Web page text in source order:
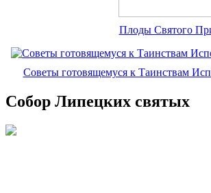
Плоды Святого
Советы готовящемуся к Таинствам
Собор Липецких святых